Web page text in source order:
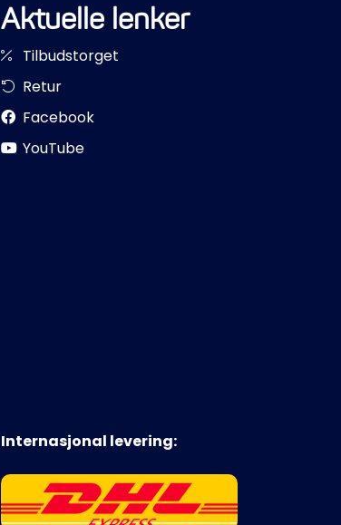
Aktuelle lenker
Tilbudstorget
Retur
Facebook
YouTube
Internasjonal levering: